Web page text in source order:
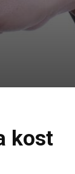
kost